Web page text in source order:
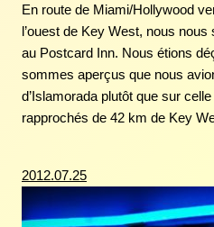
En route de Miami/Hollywood
l’ouest de Key West, nous
au Postcard Inn. Nous étions
sommes aperçus que nous
d’Islamorada plutôt que sur
rapprochés de 42 km de Key
2012.07.25